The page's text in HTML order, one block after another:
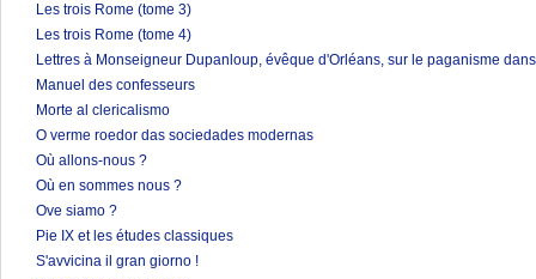
Les trois Rome (tome 3)
Les trois Rome (tome 4)
Lettres à Monseigneur Dupanloup, évêque d'Orléans, sur le paganisme
Manuel des confesseurs
Morte al clericalismo
O verme roedor das sociedades modernas
Où allons-nous ?
Où en sommes nous ?
Ove siamo ?
Pie IX et les études classiques
S'avvicina il gran giorno !